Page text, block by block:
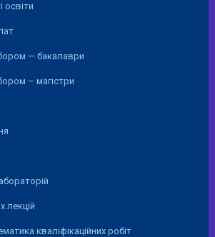
освіти
— бакалаври
– магістри
лекцій
кваліфікаційних робіт